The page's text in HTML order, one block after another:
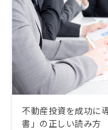
不動産投資を成功に
書」の正しい読み方